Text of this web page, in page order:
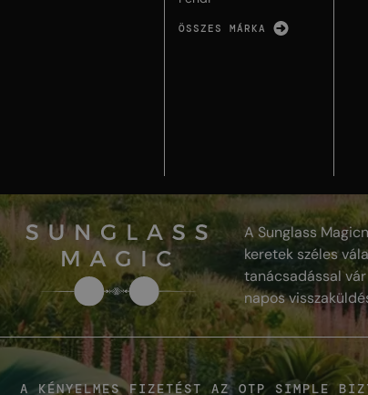
ÖSSZES MÁRKA
A Sunglass
keretek széles
tanácsadással
napos
A KÉNYELMES FIZETÉST AZ OTP SIMPLE